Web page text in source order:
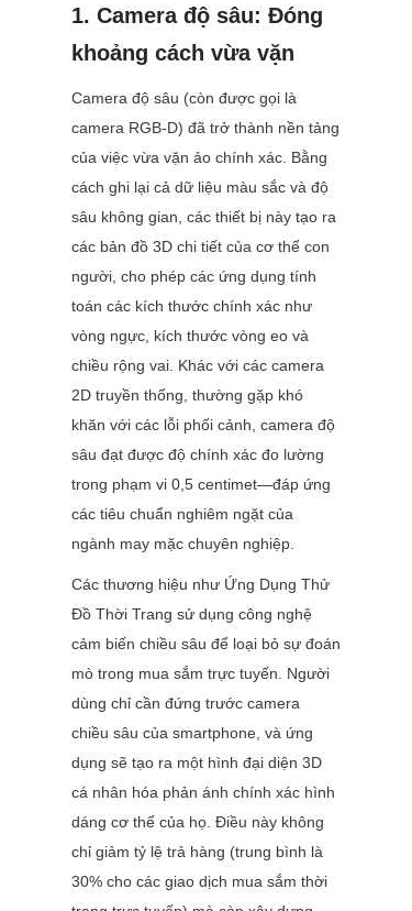
1. Camera độ sâu: Đóng
khoảng cách vừa vặn
Camera độ sâu (còn được gọi là
camera RGB-D) đã trở thành nền tảng
của việc vừa vặn ảo chính xác. Bằng
cách ghi lại cả dữ liệu màu sắc và độ
sâu không gian, các thiết bị này tạo ra
các bản đồ 3D chi tiết của cơ thể con
người, cho phép các ứng dụng tính
toán các kích thước chính xác như
vòng ngực, kích thước vòng eo và
chiều rộng vai. Khác với các camera
2D truyền thống, thường gặp khó
khăn với các lỗi phối cảnh, camera độ
sâu đạt được độ chính xác đo lường
trong phạm vi 0,5 centimet—đáp ứng
các tiêu chuẩn nghiêm ngặt của
ngành may mặc chuyên nghiệp.
Các thương hiệu như Ứng Dụng Thử
Đồ Thời Trang sử dụng công nghệ
cảm biến chiều sâu để loại bỏ sự đoán
mò trong mua sắm trực tuyến. Người
dùng chỉ cần đứng trước camera
chiều sâu của smartphone, và ứng
dụng sẽ tạo ra một hình đại diện 3D
cá nhân hóa phản ánh chính xác hình
dáng cơ thể của họ. Điều này không
chỉ giảm tỷ lệ trả hàng (trung bình là
30% cho các giao dịch mua sắm thời